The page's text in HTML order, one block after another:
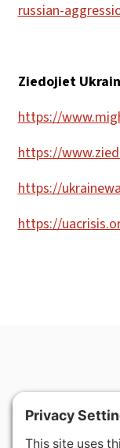
russian-
Ziedojiet
https://
https://
https://
https://